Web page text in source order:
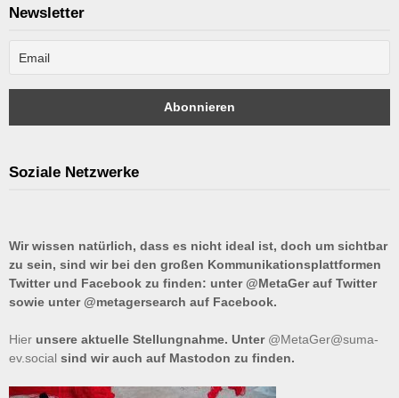
Newsletter
Soziale Netzwerke
Wir wissen natürlich, dass es nicht ideal ist, doch um sichtbar
zu sein, sind wir bei den großen Kommunikationsplattformen
Twitter und Facebook zu finden: unter @MetaGer auf Twitter
sowie unter @metagersearch auf Facebook.
Hier unsere aktuelle Stellungnahme. Unter @MetaGer@suma-
ev.social sind wir auch auf Mastodon zu finden.